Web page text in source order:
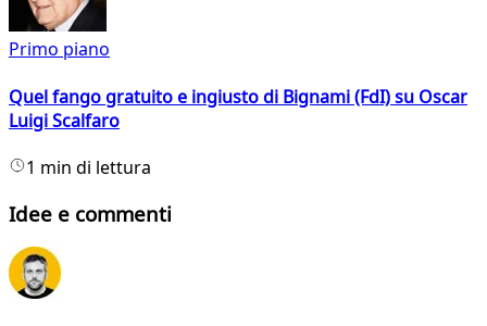
Primo piano
Quel fango gratuito e ingiusto di Bignami (FdI) su Oscar
Luigi Scalfaro
1 min di lettura
Idee e commenti